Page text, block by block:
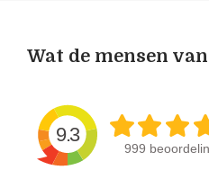
Wat de mensen
9.3
999